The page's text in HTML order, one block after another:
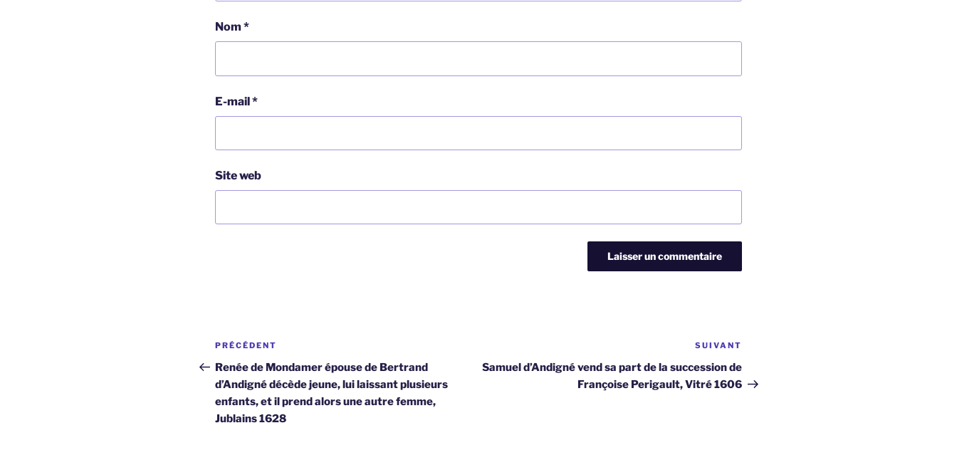
Nom *
E-mail*
Site web
Navigation
de
l’article
Article
précédent
PRÉCÉDENT
Renée de Mondamer épouse de Bertrand
d’Andigné décède jeune, lui laissant plusieurs
enfants, et il prend alors une autre femme,
Jublains 1628
suivant
SUIVANT
Samuel d’Andigné vend sa part de la succession de
Françoise Perigault, Vitré 1606